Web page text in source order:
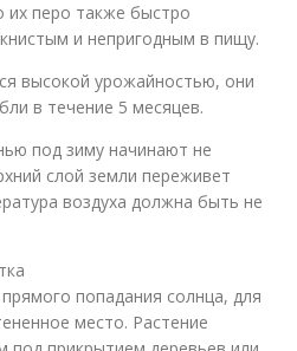
их перо также быстро
и непригодным в пищу.
высокой урожайностью, они
в течение 5 месяцев.
под зиму начинают не
слой земли переживет
воздуха должна быть не
попадания солнца, для
место. Растение